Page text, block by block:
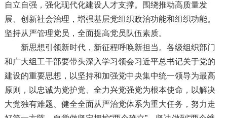
自立自强，强化现代化建设人才支撑。围绕推动高质量发
展、创新社会治理，增强基层党组织政治功能和组织功能。
坚持从严管理党员，全面提高党员队伍素质。
新思想引领新时代，新征程呼唤新担当。各级组织部门
和广大组工干部要带头深入学习领会习近平总书记关于党的
建设的重要思想，以坚持和加强党中央集中统一领导为最高
原则，以忠诚为党护党、全力兴党强党为根本使命，以解决
大党独有难题、健全全面从严治党体系为重大任务，努力走